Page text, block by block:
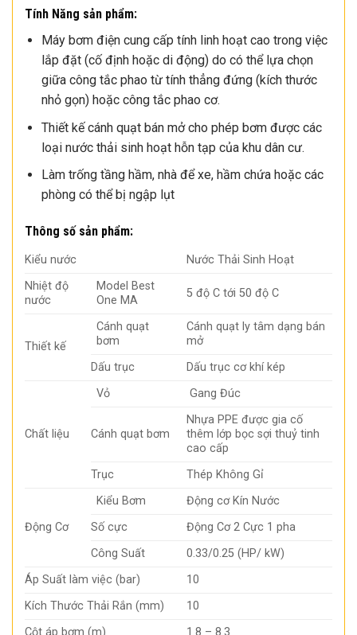
Tính Năng sản phẩm:
Máy bơm điện cung cấp tính linh hoạt cao trong việc
lắp đặt (cố định hoặc di động) do có thể lựa chọn
giữa công tắc phao từ tính thẳng đứng (kích thước
nhỏ gọn) hoặc công tắc phao cơ.
Thiết kế cánh quạt bán mở cho phép bơm được các
loại nước thải sinh hoạt hỗn tạp của khu dân cư.
Làm trống tầng hầm, nhà để xe, hầm chứa hoặc các
phòng có thể bị ngập lụt
Thông số sản phẩm:
Kiểu nước
Nước Thải Sinh Hoạt
Nhiệt độ
nước
Model Best
One MA
5 độ C tới 50 độ C
Thiết kế
Cánh quạt
bơm
Cánh quạt ly tâm dạng bán
mở
Dấu trục
Dấu trục cơ khí kép
Chất liệu
Vỏ Gang Đúc
Cánh quạt bơm
Nhựa PPE được gia cố
thêm lớp bọc sợi thuỷ tinh
cao cấp
Trục
Thép Không Gỉ
Động Cơ
Kiểu Bơm
Động cơ Kín Nước
Số cực
Động Cơ 2 Cực 1 pha
Công Suất
0.33/0.25 (HP/ kW)
Áp Suất làm việc (bar)
10
Kích Thước Thải Rắn (mm)
10
Cột áp bơm (m)
1.8 – 8.3